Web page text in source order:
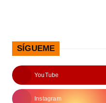
SÍGUEME
YouTube
Instagram